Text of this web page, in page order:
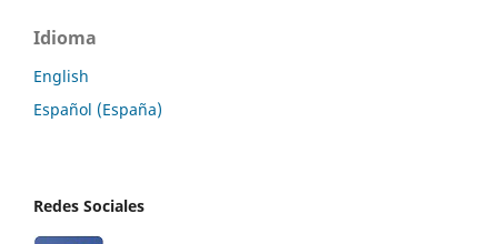
Idioma
English
Español (España)
Redes Sociales